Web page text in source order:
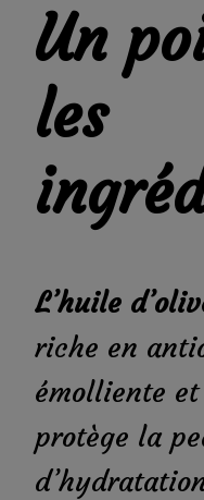
Un
les
L’huile
riche en
émolliente
protège la